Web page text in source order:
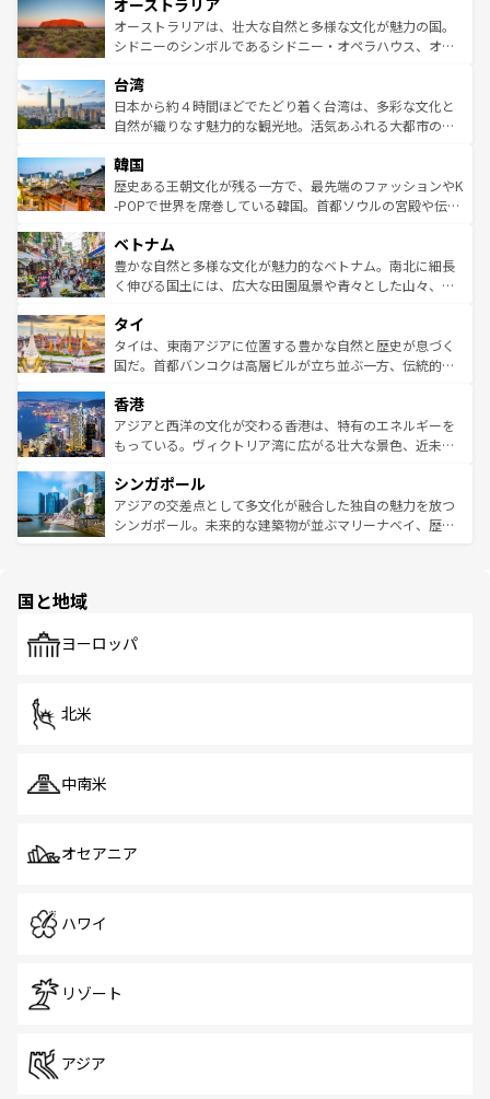
部のニューオーリンズでは、音楽と美食が融合した独特の
文化が魅力。旅行者はアメリカの各地域で異なる魅力を楽
しみながら、その多様性と豊かな歴史を感じることができ
ならではの贅沢な旅のスタイルだ。 なお、新着のアメリカ
情報はコンテンツ一覧を参照してほしい。
ワイ島は見逃せない。また、定番の観光地といえばオアフ
島だが、静かな自然を求めるならマウイ島やカウアイ島が
おすすめ。エメラルドグリーンに輝く海をはじめ、豊かな
れるおもてなしの心で訪れる人々を迎えてくれるハワイの
人々、おいしいローカルフードやハワイアンミュージッ
ク、伝統的なフラダンスなど、すべてがハワイの魅力を彩
ワイを、存分に味わってほしい。 なお、新着のハワイ情報
はコンテンツ一覧を参照してほしい。
オーストラリア
オーストラリアは、壮大な自然と多様な文化が魅力の国。
シドニーのシンボルであるシドニー・オペラハウス、オー
リアリーフや大陸中央部にそびえるウルル（エアーズロッ
ク）、タスマニアの美しい原生林やケアンズの熱帯雨林な
ど、見どころがたくさん。また、カフェやワイン、オージ
いる。アクティビティも充実しており、サーフィンやダイ
ビング、ハイキングなど、アウトドア好きにはたまらな
い。オーストラリアの多彩な魅力を存分に味わいつくそ
参照してほしい。
台湾
日本から約４時間ほどでたどり着く台湾は、多彩な文化と
自然が織りなす魅力的な観光地。活気あふれる大都市の台
ン）、静ひつな山岳地帯である台湾東部など、都市の喧騒
と山間の静けさが共存しており、訪れる人に新しい発見と
驚きをもたらしてくれる。また、奥深い台湾の食文化も魅
容にもいいと評判のスイーツなど、バラエティ豊かな料理
が味わえる。 なお、新着の台湾情報は コンテンツ一覧を参
照してほしい。
韓国
歴史ある王朝文化が残る一方で、最先端のファッションやK
-POPで世界を席巻している韓国。首都ソウルの宮殿や伝統
き、地方に足を延ばせば四季折々の自然美を楽しむことが
できる。そして、キムチや焼肉、絶品のストリートフード
まで、さまざまな韓国料理が待っている。夜には、韓国な
リティに包まれながら、韓国の多彩な魅力を心ゆくまで味
わってみてほしい。 なお、新着の韓国情報はコンテンツ一
覧を参照してほしい。
ベトナム
豊かな自然と多様な文化が魅力的なベトナム。南北に細長
く伸びる国土には、広大な田園風景や青々とした山々、世
急速な発展と共に伝統が息づく。ハノイの古い町並みやホ
ーチミン市のフランス統治時代の建物も、独特の雰囲気を
醸し出している。また、バラエティの豊かさとおいしさで
とつ。フォーやバインミー、ベトナムコーヒーなどは、ぜ
ひ現地で味わいたい。どの地域を訪れてもあたたかい人々
が旅行者を迎えてくれるので、きっと忘れられない旅にな
参照してほしい。
タイ
タイは、東南アジアに位置する豊かな自然と歴史が息づく
国だ。首都バンコクは高層ビルが立ち並ぶ一方、伝統的な
の活気が交差している。北部ではチェンマイなどの山岳地
帯で自然と触れ合い、南部ではプーケットやクラビの美し
いビーチでリゾート気分を楽しむことができる。タイ料理
激する。気候は一年中温暖で、どの季節にも異なる楽しみ
が待っている。親しみやすいタイの人々、仏教を中心とし
た文化、そして多様な観光資源が、訪れる旅人を魅了し続
香港
アジアと西洋の文化が交わる香港は、特有のエネルギーを
もっている。ヴィクトリア湾に広がる壮大な景色、近未来
み、どこを訪れても感動するはず。観光スポットが密集し
ており、効率よく見どころを回れるのも魅力。息をのむよ
うな絶景から文化的な体験まで、香港を存分に楽しみ尽く
シンガポール
アジアの交差点として多文化が融合した独自の魅力を放つ
シンガポール。未来的な建築物が並ぶマリーナベイ、歴史
で、ホーカーズは地元の風情を楽しめる外せないスポット
国と地域
ヨーロッパ
北米
中南米
オセアニア
ハワイ
リゾート
アジア